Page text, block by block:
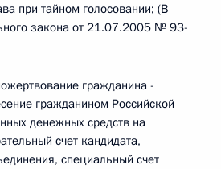
при тайном голосовании; (В
закона от 21.07.2005 № 93-
гражданина -
гражданином Российской
денежных средств на
счет кандидата,
специальный счет